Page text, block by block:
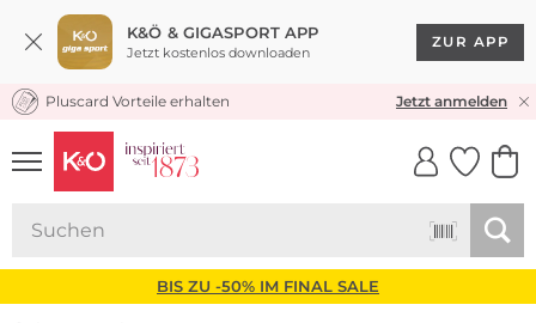
K&Ö & GIGASPORT APP
Jetzt kostenlos downloaden
ZUR APP
30 TAGE RÜCKGABERECHT
Pluscard Vorteile erhalten Jetzt anmelden
UNSERE APP
CLICK &
BIS ZU -50% IM FINAL SALE